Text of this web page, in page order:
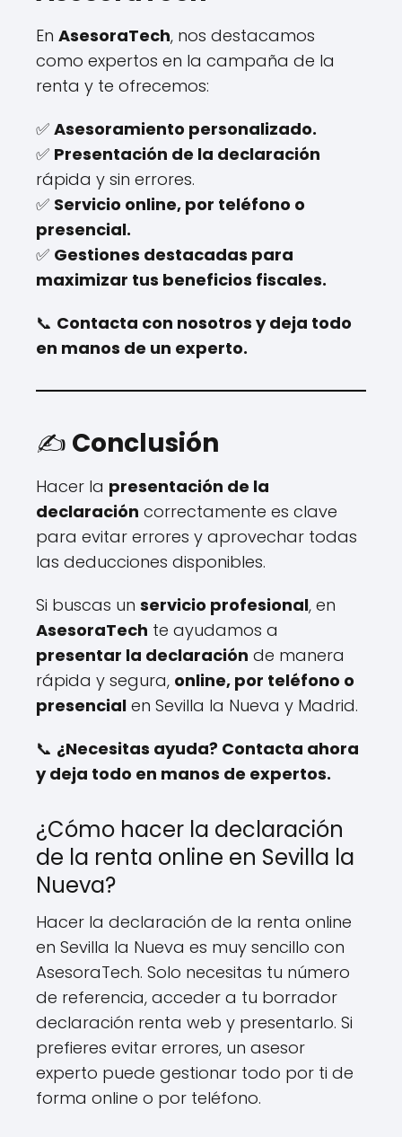
En AsesoraTech, nos destacamos
como expertos en la campaña de la
renta y te ofrecemos:
✅ Asesoramiento personalizado.
✅ Presentación de la declaración
rápida y sin errores.
✅ Servicio online, por teléfono o
presencial.
✅ Gestiones destacadas para
maximizar tus beneficios fiscales.
📞 Contacta con nosotros y deja todo
en manos de un experto.
✍️ Conclusión
Hacer la presentación de la
declaración correctamente es clave
para evitar errores y aprovechar todas
las deducciones disponibles.
Si buscas un servicio profesional, en
AsesoraTech te ayudamos a
presentar la declaración de manera
rápida y segura, online, por teléfono o
presencial en Sevilla la Nueva y Madrid.
📞 ¿Necesitas ayuda? Contacta ahora
y deja todo en manos de expertos.
¿Cómo hacer la declaración
de la renta online en Sevilla la
Nueva?
Hacer la declaración de la renta online
en Sevilla la Nueva es muy sencillo con
AsesoraTech. Solo necesitas tu número
de referencia, acceder a tu borrador
declaración renta web y presentarlo. Si
prefieres evitar errores, un asesor
experto puede gestionar todo por ti de
forma online o por teléfono.